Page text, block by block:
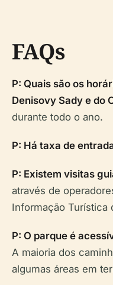
FAQs
P: Quais são os
Denisovy Sady e do
durante todo o ano.
P: Há taxa de
P: Existem visitas
através de
Informação Turística
P: O parque é
A maioria dos
algumas áreas em